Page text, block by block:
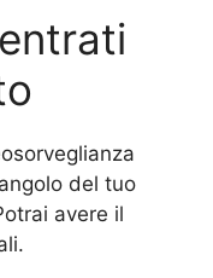
del tuo
avere il